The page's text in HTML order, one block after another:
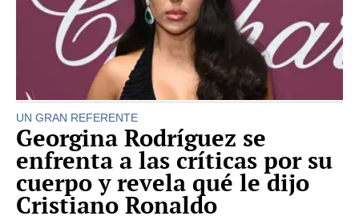
UN GRAN REFERENTE
Georgina Rodríguez se
enfrenta a las críticas por su
cuerpo y revela qué le dijo
Cristiano Ronaldo